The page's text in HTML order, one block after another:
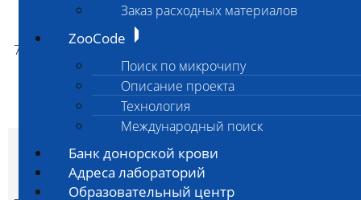
Заказ расходных материалов
ZooCode
Поиск по микрочипу
Описание проекта
Технология
Международный поиск
Банк донорской крови
Адреса лабораторий
Образовательный центр
7012
контроль качества
дезинфекции
ветеринарной
лаборатории с
выездом
специалиста в
пределах МКАД
контроль качества
дезинфекции
ветеринарного ЛПУ